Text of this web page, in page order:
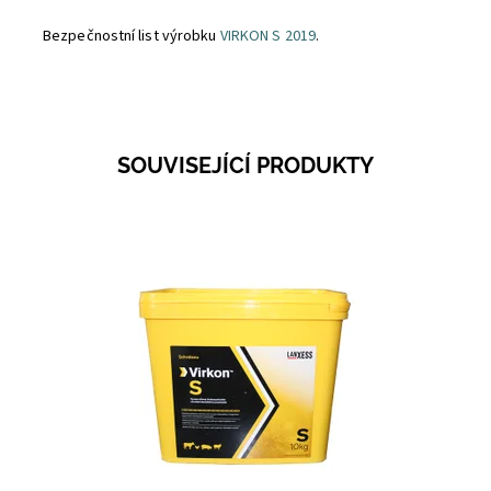
Bezpečnostní list výrobku VIRKON S 2019.
SOUVISEJÍCÍ PRODUKTY
Na dotaz
1353A